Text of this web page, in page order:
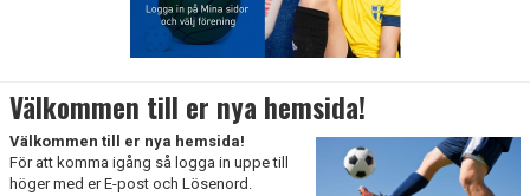
BILDGALLERI
Välkommen till er nya hemsida!
Välkommen till er nya hemsida!
För att komma igång så logga in uppe till
höger med er E-post och Lösenord.